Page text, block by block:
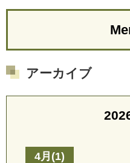
アーカイブ
4月(1)